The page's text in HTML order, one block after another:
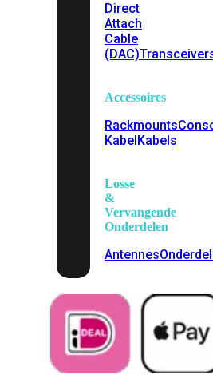
Direct
Attach
Cable
(DAC)
Accessoires
Rackmounts
KabelKabels
Losse
&
Vervangende
Onderdelen
Antennes